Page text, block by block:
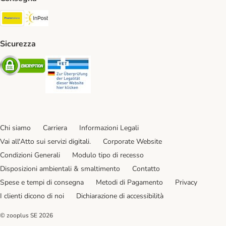
Poste Italiane. Shipping Method
Sicurezza
Security
Chi siamo Carriera
Informazioni Legali
Vai all'Atto sui servizi digitali.
Corporate Website
Condizioni Generali
Modulo tipo di recesso
Disposizioni ambientali & smaltimento
Contatto
Spese e tempi di consegna
Metodi di Pagamento
Privacy
I clienti dicono di noi
Dichiarazione di accessibilità
© zooplus SE 2026